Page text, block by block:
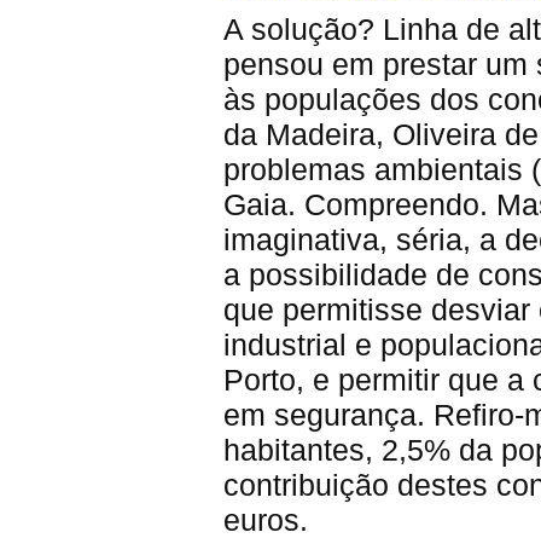
A solução? Linha de
pensou em prestar
às populações dos
da Madeira, Oliveira
problemas ambientais
Gaia. Compreendo.
imaginativa, séria, a
a possibilidade de
que permitisse
industrial e
Porto, e permitir que a
em segurança. Refiro-
habitantes, 2,5% da
contribuição destes
euros.